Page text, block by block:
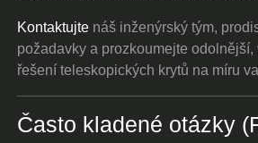
Kontaktujte náš inženýrský tým,
požadavky a prozkoumejte odolnější,
řešení teleskopických krytů na míru
Často kladené otázky